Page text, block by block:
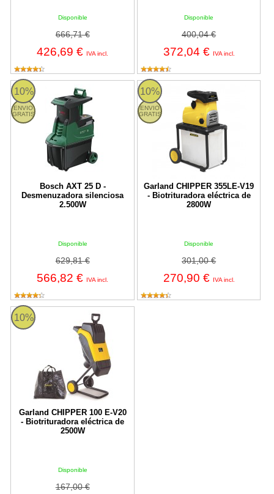
Disponible
666,71 €
426,69 € IVA incl.
Disponible
400,04 €
372,04 € IVA incl.
10%
ENVIO
GRATIS
Bosch AXT 25 D -
Desmenuzadora silenciosa
2.500W
Disponible
629,81 €
566,82 € IVA incl.
Bosch AXT 25 D - Desmenuzadora silenciosa 2.500W
10%
ENVIO
GRATIS
Garland CHIPPER 355LE-V19
- Biotrituradora eléctrica de
2800W
Disponible
301,00 €
270,90 € IVA incl.
CHIPPER 355 LE Garland
10%
Garland CHIPPER 100 E-V20
- Biotrituradora eléctrica de
2500W
Disponible
167,00 €
CHIPPER 100 E-V20 Garland